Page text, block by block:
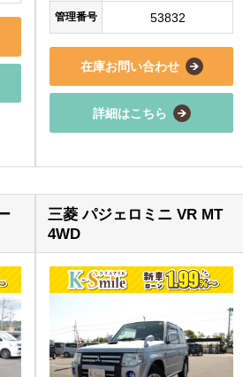
管理番号 53832
在庫お問い合わせ
詳細はこちら
三菱 パジェロミニ VR MT
4WD